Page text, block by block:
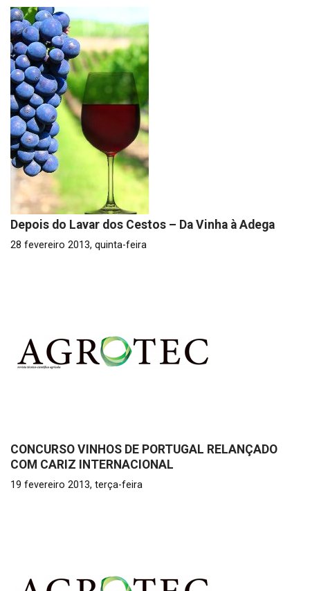
Depois do Lavar dos Cestos – Da Vinha à Adega
28 fevereiro 2013, quinta-feira
CONCURSO VINHOS DE PORTUGAL RELANÇADO
COM CARIZ INTERNACIONAL
19 fevereiro 2013, terça-feira